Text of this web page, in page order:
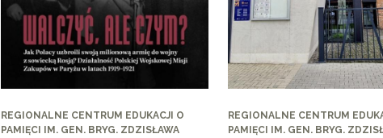
REGIONALNE CENTRUM EDUKACJI O
PAMIĘCI IM. GEN. BRYG. ZDZISŁAWA
REGIONALNE CENTRUM
PAMIĘCI IM. GEN. BRYG.